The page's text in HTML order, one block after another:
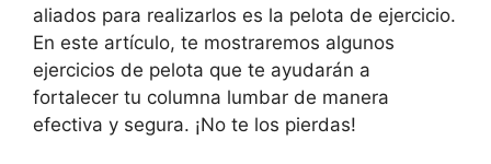
aliados para realizarlos es la pelota de ejercicio.
En este artículo, te mostraremos algunos
ejercicios de pelota que te ayudarán a
fortalecer tu columna lumbar de manera
efectiva y segura. ¡No te los pierdas!